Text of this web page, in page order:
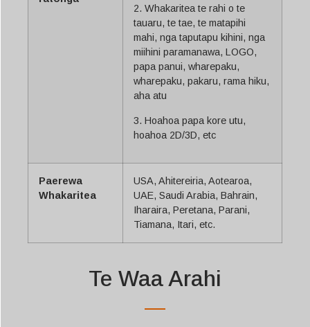
2. Whakaritea te rahi o te
tauaru, te tae, te matapihi
mahi, nga taputapu kihini, nga
miihini paramanawa, LOGO,
papa panui, wharepaku,
wharepaku, pakaru, rama hiku,
aha atu
3. Hoahoa papa kore utu,
hoahoa 2D/3D, etc
Paerewa
Whakaritea
USA, Ahitereiria, Aotearoa,
UAE, Saudi Arabia, Bahrain,
Iharaira, Peretana, Parani,
Tiamana, Itari, etc.
Te Waa Arahi